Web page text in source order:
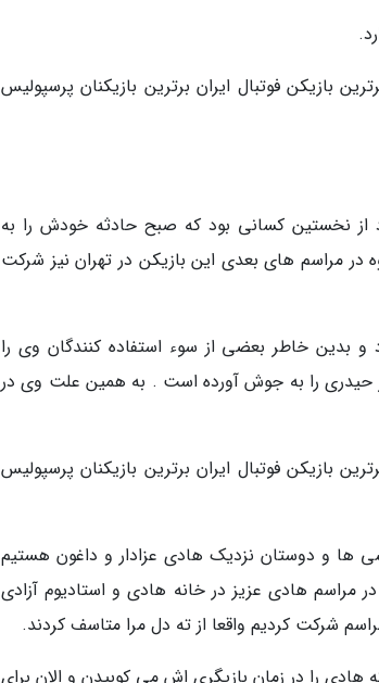
بازیکن فوتبال ایران برترین بازیکنان پرسپولیس
از نخستین کسانی بود که صبح حادثه خودش را به
در مراسم های بعدی این بازیکن در تهران نیز شرکت
بدین خاطر بعضی از سوء استفاده کنندگان وی را
حیدری را به جوش آورده است . به همین علت وی در
بازیکن فوتبال ایران برترین بازیکنان پرسپولیس
ها و دوستان نزدیک هادی عزادار و داغون هستیم
هادی عزیز در خانه هادی و استادیوم آزادی
شرکت کردیم واقعا از ته دل مرا متاسف کردند.
را در زمان بازیگری اش می کوبیدن و الان برای